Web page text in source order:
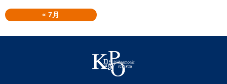
« 7月